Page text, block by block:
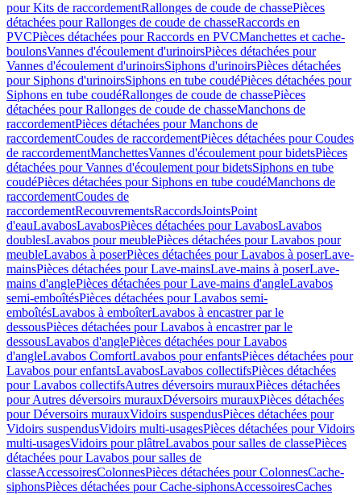
pour Kits de raccordementRallonges de coude de chassePièces
détachées pour Rallonges de coude de chasseRaccords en
PVCPièces détachées pour Raccords en PVCManchettes et cache-
boulonsVannes d'écoulement d'urinoirsPièces détachées pour
Vannes d'écoulement d'urinoirsSiphons d'urinoirsPièces détachées
pour Siphons d'urinoirsSiphons en tube coudéPièces détachées pour
Siphons en tube coudéRallonges de coude de chassePièces
détachées pour Rallonges de coude de chasseManchons de
raccordementPièces détachées pour Manchons de
raccordementCoudes de raccordementPièces détachées pour Coudes
de raccordementManchettesVannes d'écoulement pour bidetsPièces
détachées pour Vannes d'écoulement pour bidetsSiphons en tube
coudéPièces détachées pour Siphons en tube coudéManchons de
raccordementCoudes de
raccordementRecouvrementsRaccordsJointsPoint
d'eauLavabosLavabosPièces détachées pour LavabosLavabos
doublesLavabos pour meublePièces détachées pour Lavabos pour
meubleLavabos à poserPièces détachées pour Lavabos à poserLave-
mainsPièces détachées pour Lave-mainsLave-mains à poserLave-
mains d'anglePièces détachées pour Lave-mains d'angleLavabos
semi-emboîtésPièces détachées pour Lavabos semi-
emboîtésLavabos à emboîterLavabos à encastrer par le
dessousPièces détachées pour Lavabos à encastrer par le
dessousLavabos d'anglePièces détachées pour Lavabos
d'angleLavabos ComfortLavabos pour enfantsPièces détachées pour
Lavabos pour enfantsLavabosLavabos collectifsPièces détachées
pour Lavabos collectifsAutres déversoirs murauxPièces détachées
pour Autres déversoirs murauxDéversoirs murauxPièces détachées
pour Déversoirs murauxVidoirs suspendusPièces détachées pour
Vidoirs suspendusVidoirs multi-usagesPièces détachées pour Vidoirs
multi-usagesVidoirs pour plâtreLavabos pour salles de classePièces
détachées pour Lavabos pour salles de
classeAccessoiresColonnesPièces détachées pour ColonnesCache-
siphonsPièces détachées pour Cache-siphonsAccessoiresCaches